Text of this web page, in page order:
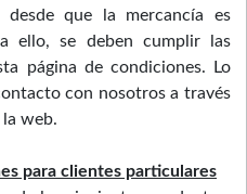
que la mercancía es
ello, se deben cumplir las
página de condiciones. Lo
con nosotros a través
web.
para clientes particulares